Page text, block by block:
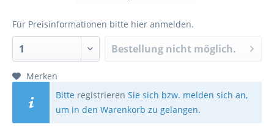
Für Preisinformationen bitte hier anmelden.
Bestellung nicht möglich.
Merken
Bitte registrieren Sie sich bzw. melden sich an,
um in den Warenkorb zu gelangen.